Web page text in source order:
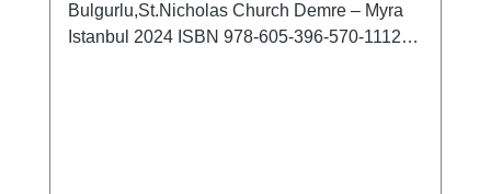
Bulgurlu,St.Nicholas Church Demre – Myra
Istanbul 2024 ISBN 978-605-396-570-1112